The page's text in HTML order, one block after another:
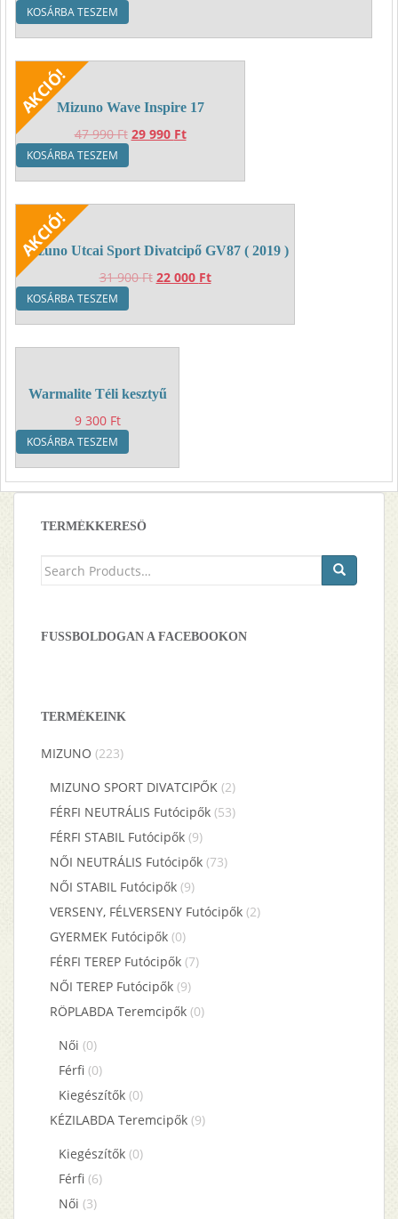
KOSÁRBA TESZEM
Mizuno Wave Inspire 17
47 990Ft Original
29 990 FtCurrent
KOSÁRBA TESZEM
Mizuno Utcai Sport Divatcipő GV87 ( 2019 )
31 900Ft Original
22 000 FtCurrent
KOSÁRBA TESZEM
Warmalite Téli kesztyű
9 300 Ft
KOSÁRBA TESZEM
TERMÉKKERESŐ
Keresés
FUSSBOLDOGAN A FACEBOOKON
TERMÉKEINK
MIZUNO (223)
MIZUNO SPORT DIVATCIPŐK (2)
FÉRFI NEUTRÁLIS Futócipők (53)
FÉRFI STABIL Futócipők (9)
NŐI NEUTRÁLIS Futócipők (73)
NŐI STABIL Futócipők (9)
VERSENY, FÉLVERSENY Futócipők (2)
GYERMEK Futócipők (0)
FÉRFI TEREP Futócipők (7)
NŐI TEREP Futócipők (9)
RÖPLABDA Teremcipők (0)
Női (0)
Férfi (0)
Kiegészítők (0)
KÉZILABDA Teremcipők (9)
Kiegészítők (0)
Férfi (6)
Női (3)